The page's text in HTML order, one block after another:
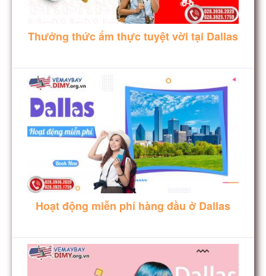
Thưởng thức ẩm thực tuyệt vời tại Dallas
Hoạt động miễn phí hàng đầu ở Dallas